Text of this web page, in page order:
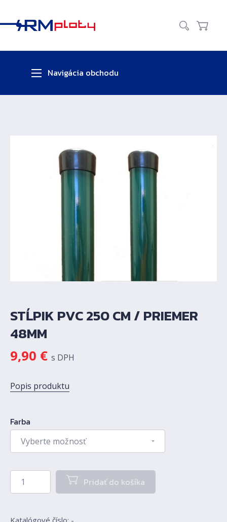
Vyhľadať
Košík
Navigácia obchodu
STĹPIK PVC 250 CM / PRIEMER
48MM
9,90 € s DPH
Popis produktu
Farba
množstvo Stĺpik PVC 250 cm / priemer 48mm
Pridať do košíka
Katalógové číslo: -